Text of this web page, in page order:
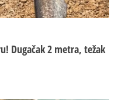
Dugačak 2 metra, težak